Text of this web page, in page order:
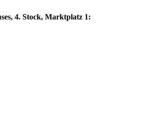
4. Stock, Marktplatz 1: